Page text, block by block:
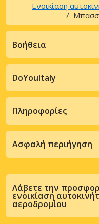
Ενοικίαση
Βοήθεια
DoYouItaly
Πληροφορίες
Ασφαλή περιήγηση
Λάβετε την
ενοικίαση
αεροδρομίου